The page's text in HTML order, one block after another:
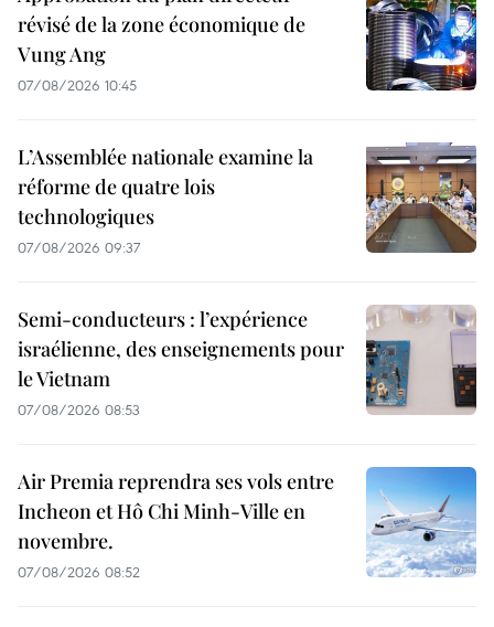
révisé de la zone économique de
Vung Ang
07/08/2026 10:45
L’Assemblée nationale examine la
réforme de quatre lois
technologiques
07/08/2026 09:37
Semi-conducteurs : l’expérience
israélienne, des enseignements pour
le Vietnam
07/08/2026 08:53
Air Premia reprendra ses vols entre
Incheon et Hô Chi Minh-Ville en
novembre.
07/08/2026 08:52